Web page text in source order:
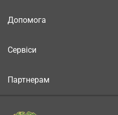
Допомога
Сервіси
Партнерам